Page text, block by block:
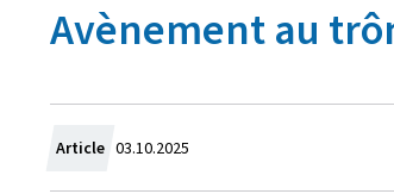
u
e
Avènement au
Article C
03.10.2025